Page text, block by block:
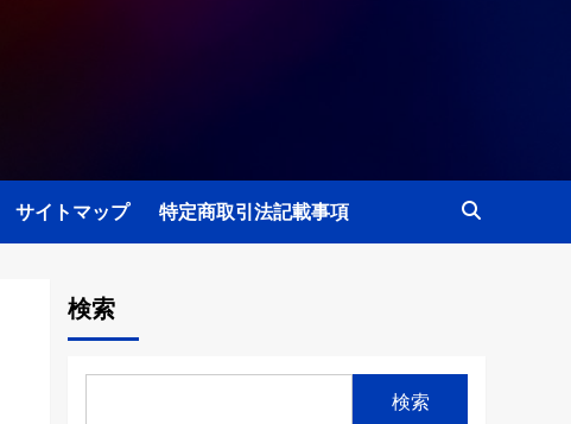
サイトマップ 特定商取引法記載事項
検索
検索